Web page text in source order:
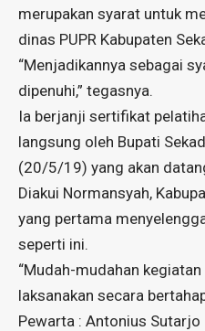
merupakan syarat untuk
dinas PUPR Kabupaten
“Menjadikannya sebagai
dipenuhi,” tegasnya.
Ia berjanji sertifikat
langsung oleh Bupati
(20/5/19) yang akan
Diakui Normansyah,
yang pertama
seperti ini.
“Mudah-mudahan
laksanakan secara
Pewarta : Antonius Sutarjo